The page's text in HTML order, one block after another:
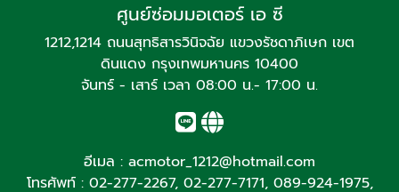
ศูนย์ซ่อมมอเตอร์ เอ ซี
1212,1214 ถนนสุทธิสารวินิจฉัย แขวงรัชดาภิเษก เขต
ดินแดง กรุงเทพมหานคร 10400
จันทร์ - เสาร์ เวลา 08:00 น.- 17:00 น.
อีเมล : acmotor_1212@hotmail.com
โทรศัพท์ : 02-277-2267, 02-277-7171, 089-924-1975,